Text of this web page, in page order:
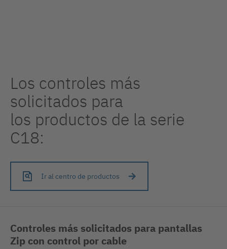
Los controles más
solicitados para
los productos de la serie
C18:
Ir al centro de productos
Controles más solicitados para pantallas
Zip con control por cable